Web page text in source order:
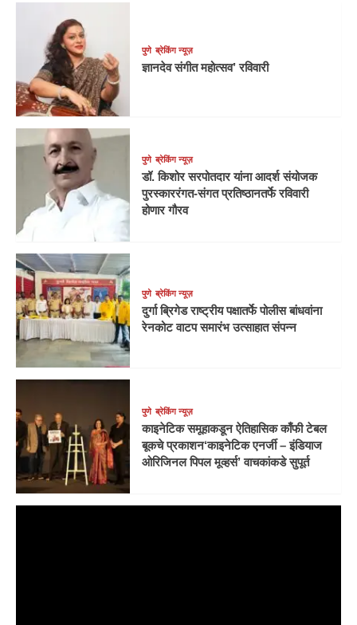
पुणे ब्रेकिंग न्यूज़
ज्ञानदेव संगीत महोत्सव’ रविवारी
पुणे ब्रेकिंग न्यूज़
डॉ. किशोर सरपोतदार यांना आदर्श संयोजक
पुरस्काररंगत-संगत प्रतिष्ठानतर्फे रविवारी
होणार गौरव
पुणे ब्रेकिंग न्यूज़
दुर्गा ब्रिगेड राष्ट्रीय पक्षातर्फे पोलीस बांधवांना
रेनकोट वाटप समारंभ उत्साहात संपन्न
पुणे ब्रेकिंग न्यूज़
काइनेटिक समूहाकडून ऐतिहासिक काँफी टेबल
बूकचे प्रकाशन‘काइनेटिक एनर्जी – इंडियाज
ओरिजिनल पिपल मूव्हर्स’ वाचकांकडे सुपूर्त